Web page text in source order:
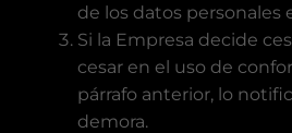
de los datos personales
Si la Empresa decide
cesar en el uso de
párrafo anterior, lo
demora.